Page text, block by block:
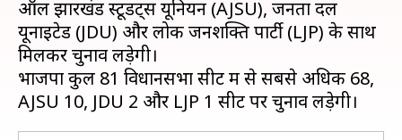
ऑल झारखंड स्टूडेंट्स यूनियन (AJSU), जनता दल
यूनाइटेड (JDU) और लोक जनशक्ति पार्टी (LJP) के साथ
मिलकर चुनाव लड़ेगी।
भाजपा कुल 81 विधानसभा सीट में से सबसे अधिक 68,